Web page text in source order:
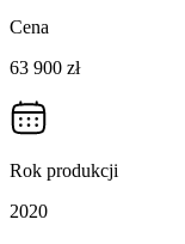
Cena
63 900 zł
Rok produkcji
2020